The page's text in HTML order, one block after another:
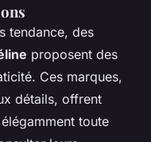
tendance, des
proposent des
Ces marques,
détails, offrent
toute